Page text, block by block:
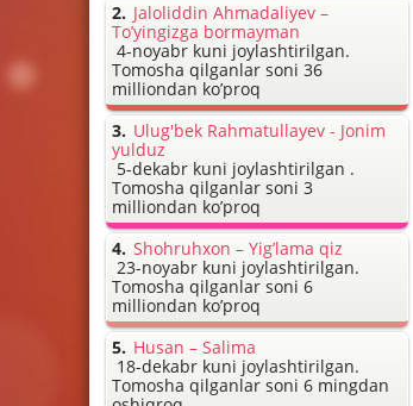
Jaloliddin Ahmadaliyev –
To’yingizga bormayman
4-noyabr kuni joylashtirilgan.
Tomosha qilganlar soni 36
milliondan ko’proq
Ulug'bek Rahmatullayev - Jonim
yulduz
5-dekabr kuni joylashtirilgan .
Tomosha qilganlar soni 3
milliondan ko’proq
Shohruhxon – Yig’lama qiz
23-noyabr kuni joylashtirilgan.
Tomosha qilganlar soni 6
milliondan ko’proq
Husan – Salima
18-dekabr kuni joylashtirilgan.
Tomosha qilganlar soni 6 mingdan